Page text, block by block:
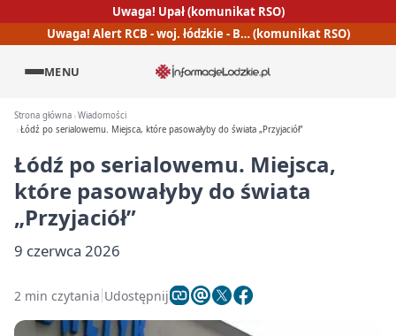
Uwaga! Upał (komunikat RSO)
Uwaga! Alert RCB - woj. łódzkie - B… (komunikat RSO)
MENU
Strona główna Wiadomości
Łódź po serialowemu. Miejsca, które pasowałyby do świata „Przyjaciół”
Łódź po serialowemu. Miejsca,
które pasowałyby do świata
„Przyjaciół”
9 czerwca 2026
2 min czytania Udostępnij